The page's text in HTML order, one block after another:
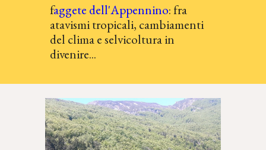
faggete dell'Appennino: fra
atavismi tropicali, cambiamenti
del clima e selvicoltura in
divenire...